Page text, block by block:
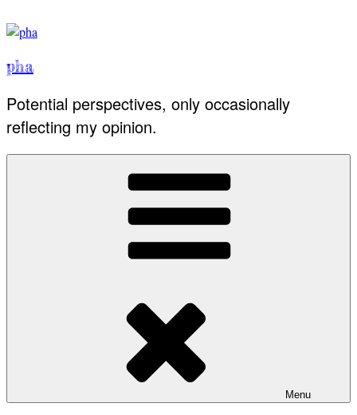
to
pha
Potential perspectives, only occasionally
reflecting my opinion.
Menu